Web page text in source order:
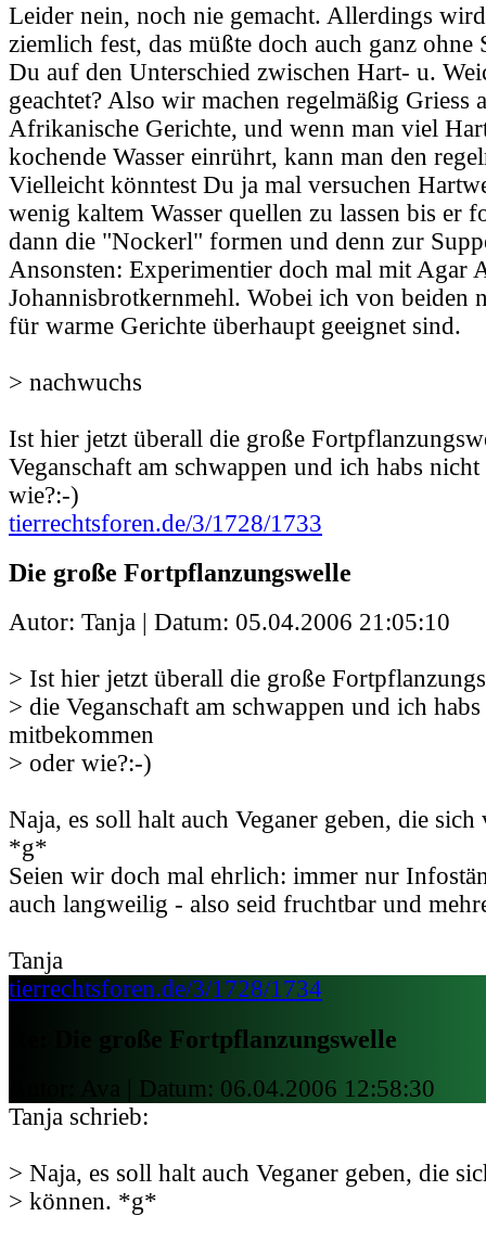
Leider nein, noch nie gemacht. Allerdings
ziemlich fest, das müßte doch auch ganz ohne
Du auf den Unterschied zwischen Hart- u.
geachtet? Also wir machen regelmäßig Griess
Afrikanische Gerichte, und wenn man viel
kochende Wasser einrührt, kann man den
Vielleicht könntest Du ja mal versuchen
wenig kaltem Wasser quellen zu lassen bis er
dann die "Nockerl" formen und denn zur
Ansonsten: Experimentier doch mal mit Agar
Johannisbrotkernmehl. Wobei ich von beiden
für warme Gerichte überhaupt geeignet sind.
> nachwuchs
Ist hier jetzt überall die große
Veganschaft am schwappen und ich habs
wie?:-)
tierrechtsforen.de/3/1728/1733
Die große Fortpflanzungswelle
Autor: Tanja | Datum: 05.04.2006 21:05:10
> Ist hier jetzt überall die große
> die Veganschaft am schwappen und ich
mitbekommen
> oder wie?:-)
Naja, es soll halt auch Veganer geben, die
*g*
Seien wir doch mal ehrlich: immer nur
auch langweilig - also seid fruchtbar und
Tanja
tierrechtsforen.de/3/1728/1734
Re: Die große Fortpflanzungswelle
Autor: Ava | Datum: 06.04.2006 12:58:30
Tanja schrieb:
> Naja, es soll halt auch Veganer geben, die
> können. *g*